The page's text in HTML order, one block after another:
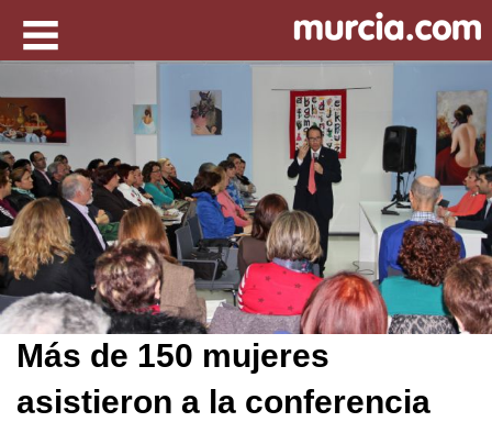
Más de 150 mujeres
asistieron a la conferencia